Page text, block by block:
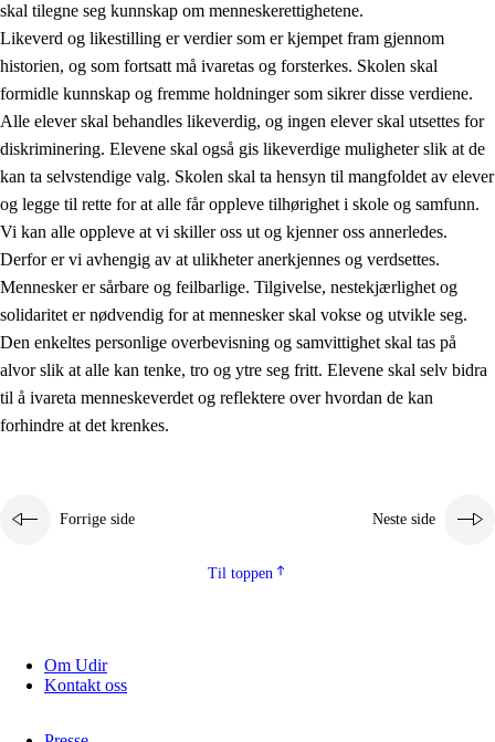
1.4 Skaperglede, engasjement og utforskertrang
1.5 Respekt for naturen og miljøbevissthet
1.6 Demokrati og medvirkning
skal tilegne seg kunnskap om menneskerettighetene.
Likeverd og likestilling er verdier som er kjempet fram gjennom
historien, og som fortsatt må ivaretas og forsterkes. Skolen skal
formidle kunnskap og fremme holdninger som sikrer disse verdiene.
Alle elever skal behandles likeverdig, og ingen elever skal utsettes for
diskriminering. Elevene skal også gis likeverdige muligheter slik at de
kan ta selvstendige valg. Skolen skal ta hensyn til mangfoldet av elever
og legge til rette for at alle får oppleve tilhørighet i skole og samfunn.
Vi kan alle oppleve at vi skiller oss ut og kjenner oss annerledes.
Derfor er vi avhengig av at ulikheter anerkjennes og verdsettes.
Mennesker er sårbare og feilbarlige. Tilgivelse, nestekjærlighet og
solidaritet er nødvendig for at mennesker skal vokse og utvikle seg.
Den enkeltes personlige overbevisning og samvittighet skal tas på
alvor slik at alle kan tenke, tro og ytre seg fritt. Elevene skal selv bidra
til å ivareta menneskeverdet og reflektere over hvordan de kan
forhindre at det krenkes.
Forrige side Neste side
Til toppen
Om Udir
Kontakt oss